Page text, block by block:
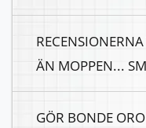
ÄN MOPPEN...
GÖR BONDE